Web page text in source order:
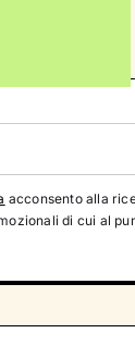
acconsento alla
di cui al